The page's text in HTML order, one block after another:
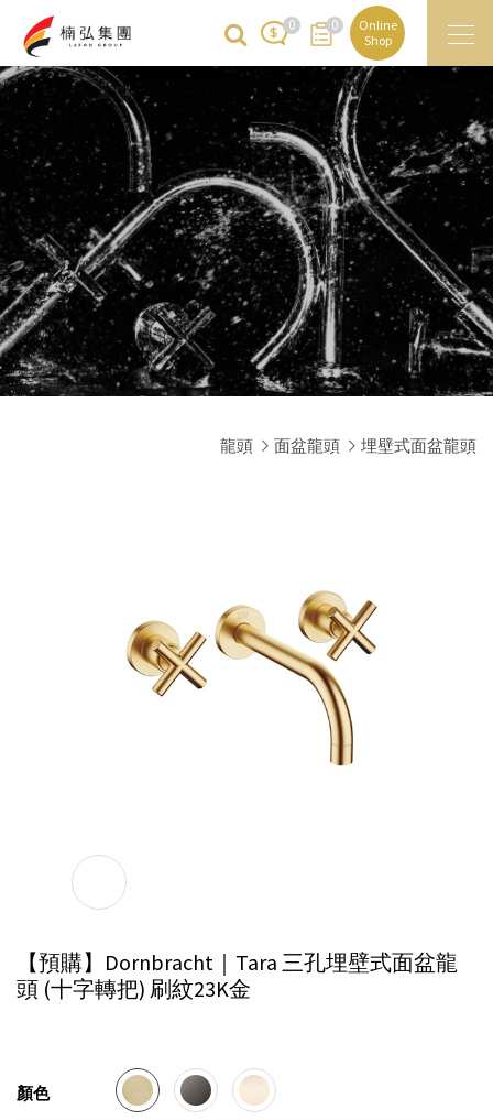
0 0
Online
Shop
龍頭 面盆龍頭 埋壁式面盆龍頭
【預購】Dornbracht｜Tara 三孔埋壁式面盆龍
頭 (十字轉把) 刷紋23K金
顏色